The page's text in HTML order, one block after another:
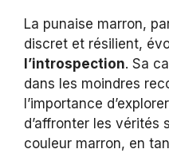
La punaise marron,
discret et résilient,
l’introspection. Sa
dans les moindres
l’importance
d’affronter les vérités
couleur marron, en